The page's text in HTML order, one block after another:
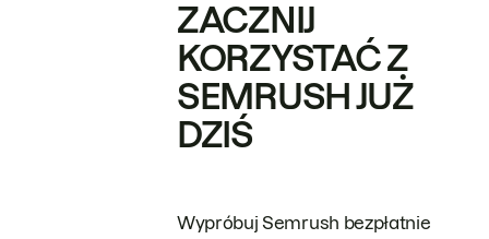
ZACZNIJ
KORZYSTAĆ Z
SEMRUSH JUŻ
DZIŚ
Wypróbuj Semrush bezpłatnie